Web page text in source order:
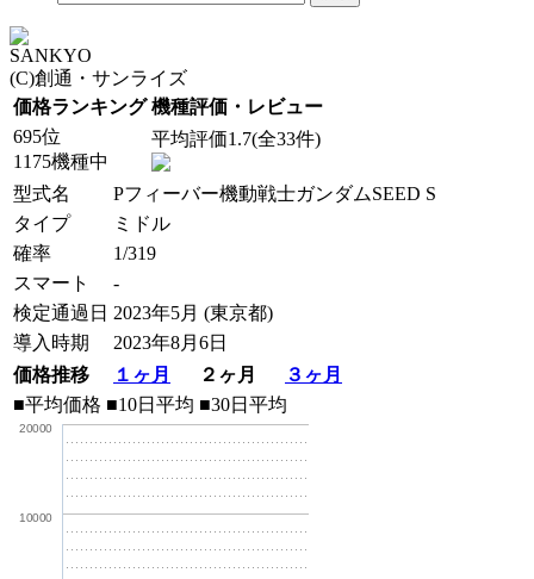
SANKYO
(C)創通・サンライズ
価格ランキング 機種評価・レビュー
695位
1175機種中
平均評価1.7(全33件)
型式名
Pフィーバー機動戦士ガンダムSEED S
タイプ
ミドル
確率
1/319
スマート
-
検定通過日 2023年5月 (東京都)
導入時期
2023年8月6日
価格推移
１ヶ月 ２ヶ月
３ヶ月
■平均価格 ■10日平均 ■30日平均
10000
20000